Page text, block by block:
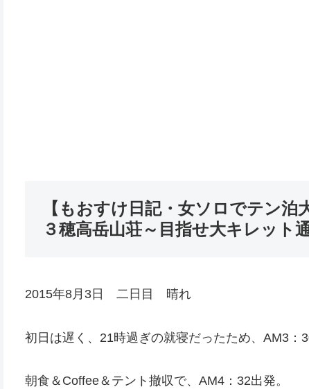
【もおすけ日記・女ソロでテン泊
３穂高岳山荘～目指せ大キレット
2015年8月3日 二日目 晴れ
初日は遅く、21時過ぎの就寝だったため、AM3：
朝食＆Coffee＆テント撤収で、AM4：32出発。